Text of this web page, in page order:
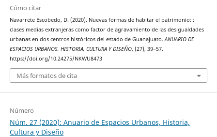
Cómo citar
Navarrete Escobedo, D. (2020). Nuevas formas de habitar el patrimonio: :
clases medias extranjeras como factor de agravamiento de las desigualdades
urbanas en dos centros históricos del estado de Guanajuato.ANUARIO DE
ESPACIOS URBANOS, HISTORIA, CULTURA Y DISEÑO, (27), 39–57.
https://doi.org/10.24275/NKWU8473
Más formatos de cita
Número
Núm. 27 (2020): Anuario de Espacios Urbanos, Historia,
Cultura y Diseño